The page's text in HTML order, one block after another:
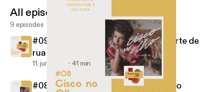
All episodes
9 episodes
#09- Lambe-Lambe e a cultura da arte de
rua com Alberto Pereira
11. juni 2021 41 min
#08- Cisco no Olho com Ana Barroso